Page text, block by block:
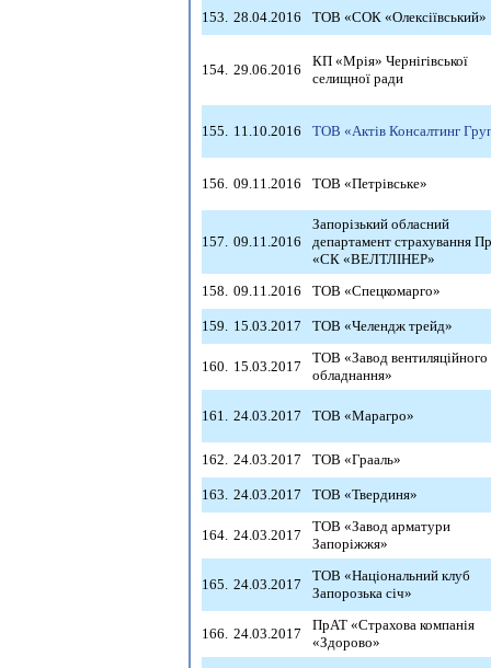
153. 28.04.2016 ТОВ «СОК «Олексіївський»
154. 29.06.2016
КП «Мрія» Чернігівської
селищної ради
155. 11.10.2016 ТОВ «Актів Консалтинг
156. 09.11.2016 ТОВ «Петрівське»
157. 09.11.2016
Запорізький обласний
департамент страхування
«СК «ВЕЛТЛІНЕР»
158. 09.11.2016 ТОВ «Спецкомарго»
159. 15.03.2017 ТОВ «Челендж трейд»
160. 15.03.2017
ТОВ «Завод вентиляційного
обладнання»
161. 24.03.2017 ТОВ «Марагро»
162. 24.03.2017 ТОВ «Грааль»
163. 24.03.2017 ТОВ «Твердиня»
164. 24.03.2017
ТОВ «Завод арматури
Запоріжжя»
165. 24.03.2017
ТОВ «Національний клуб
Запорозька січ»
166. 24.03.2017
ПрАТ «Страхова компанія
«Здорово»